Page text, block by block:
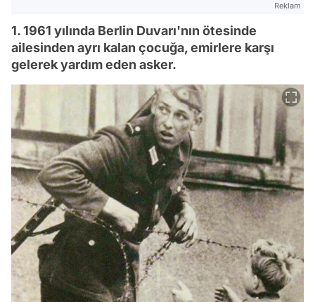
Reklam
1. 1961 yılında Berlin Duvarı'nın ötesinde
ailesinden ayrı kalan çocuğa, emirlere karşı
gelerek yardım eden asker.